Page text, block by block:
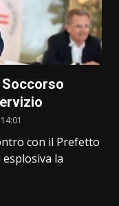
con il Prefetto
la